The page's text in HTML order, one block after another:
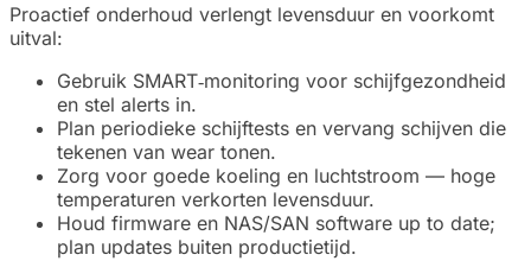
Proactief onderhoud verlengt levensduur en voorkomt
uitval:
Gebruik SMART‑monitoring voor schijfgezondheid
en stel alerts in.
Plan periodieke schijftests en vervang schijven die
tekenen van wear tonen.
Zorg voor goede koeling en luchtstroom — hoge
temperaturen verkorten levensduur.
Houd firmware en NAS/SAN software up to date;
plan updates buiten productietijd.